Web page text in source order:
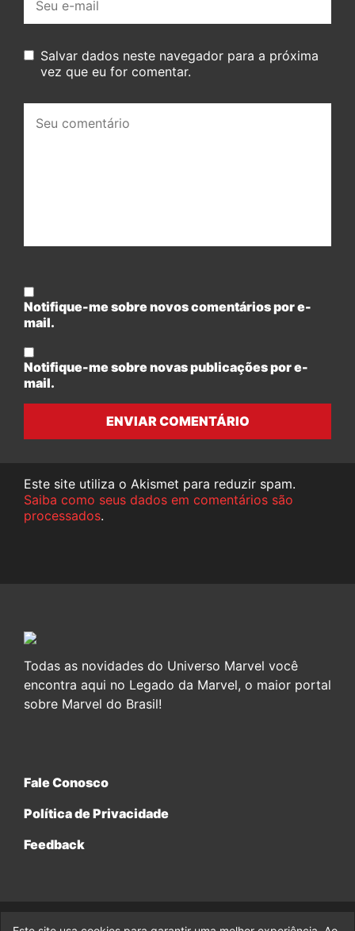
mail:
Salvar dados neste navegador para a próxima
vez que eu for comentar.
comentário:
Notifique-me sobre novos comentários por e-
mail.
Notifique-me sobre novas publicações por e-
mail.
ENVIAR COMENTÁRIO
Este site utiliza o Akismet para reduzir spam.
Saiba como seus dados em comentários são
processados.
Todas as novidades do Universo Marvel você
encontra aqui no Legado da Marvel, o maior portal
sobre Marvel do Brasil!
Fale Conosco
Política de Privacidade
Feedback